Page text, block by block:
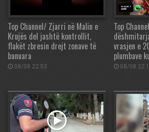
Top Channel/ Zjarri në Malin e
Krujës del jashtë kontrollit,
flakët zbresin drejt zonave të
banuara
08/08 22:53
Top
vrasjen e
plumbave
08/08